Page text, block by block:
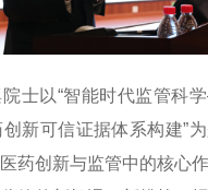
士以“智能时代监管科
新可信证据体系构建”
药创新与监管中的核心